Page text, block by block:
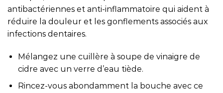
antibactériennes et anti-inflammatoire qui aident à
réduire la douleur et les gonflements associés aux
infections dentaires.
Mélangez une cuillère à soupe de vinaigre de
cidre avec un verre d’eau tiède.
Rincez-vous abondamment la bouche avec ce